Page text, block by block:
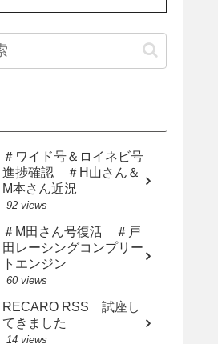
＃ワイド号＆ロイネビ号
進捗確認 ＃H山さん＆
M本さん近況
92 views
＃M田さん号復活 ＃戸
田レーシングコンプリー
トエンジン
60 views
RECARO RSS 試座し
てきました
14 views